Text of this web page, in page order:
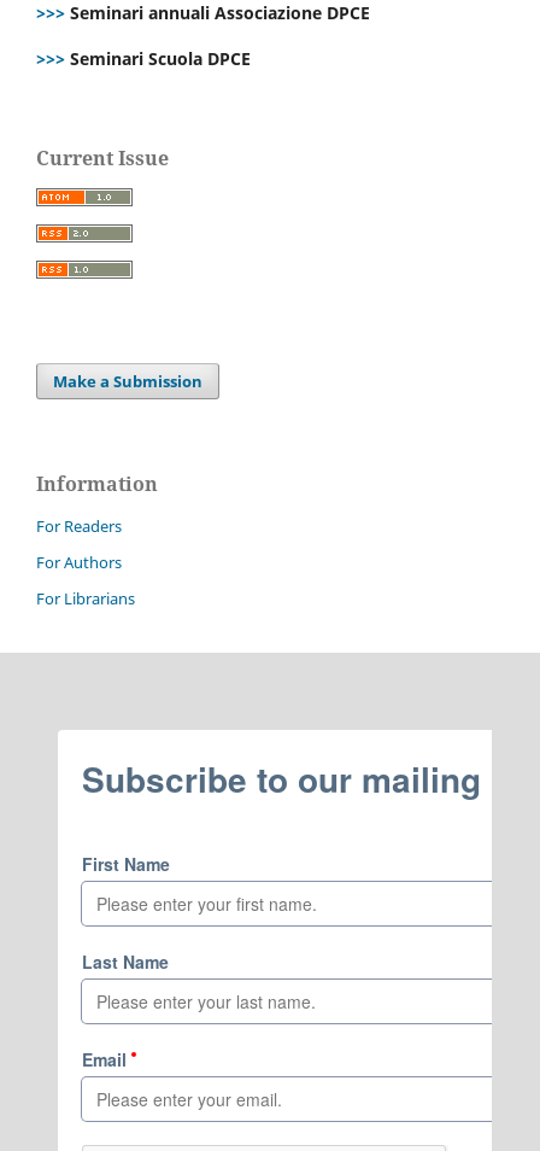
>>> Seminari annuali Associazione DPCE
>>> Seminari Scuola DPCE
Current Issue
Make a Submission
Information
For Readers
For Authors
For Librarians